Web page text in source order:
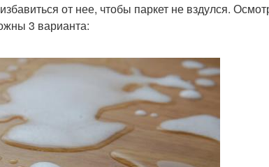
от нее, чтобы паркет не вздулся.
3 варианта: